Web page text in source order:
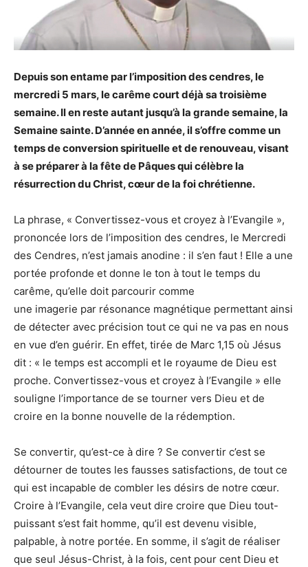
Depuis son entame par l’imposition des cendres, le
mercredi 5 mars, le carême court déjà sa troisième
semaine. Il en reste autant jusqu’à la grande semaine, la
Semaine sainte. D’année en année, il s’offre comme un
temps de conversion spirituelle et de renouveau, visant
à se préparer à la fête de Pâques qui célèbre la
résurrection du Christ, cœur de la foi chrétienne.
La phrase, « Convertissez-vous et croyez à l’Evangile »,
prononcée lors de l’imposition des cendres, le Mercredi
des Cendres, n’est jamais anodine : il s’en faut ! Elle a une
portée profonde et donne le ton à tout le temps du
carême, qu’elle doit parcourir comme
une imagerie par résonance magnétique permettant ainsi
de détecter avec précision tout ce qui ne va pas en nous
en vue d’en guérir. En effet, tirée de Marc 1,15 où Jésus
dit : « le temps est accompli et le royaume de Dieu est
proche. Convertissez-vous et croyez à l’Evangile » elle
souligne l’importance de se tourner vers Dieu et de
croire en la bonne nouvelle de la rédemption.
Se convertir, qu’est-ce à dire ? Se convertir c’est se
détourner de toutes les fausses satisfactions, de tout ce
qui est incapable de combler les désirs de notre cœur.
Croire à l’Evangile, cela veut dire croire que Dieu tout-
puissant s’est fait homme, qu’il est devenu visible,
palpable, à notre portée. En somme, il s’agit de réaliser
que seul Jésus-Christ, à la fois, cent pour cent Dieu et